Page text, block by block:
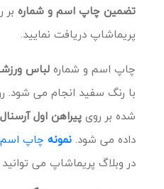
تضمین چاپ اسم و شماره بر
پریماشاپ دریافت نمایید.
چاپ اسم و شمارهلباس
با رنگ سفید انجام می شود.
شده بر رویپیراهن اول آرسنال
داده می شود. نمونه چاپ اسم
در وبلاگ پریماشاپ می